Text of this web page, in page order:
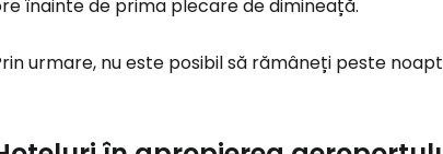
înainte de prima plecare de dimineață.
urmare, nu este posibil să rămâneți peste